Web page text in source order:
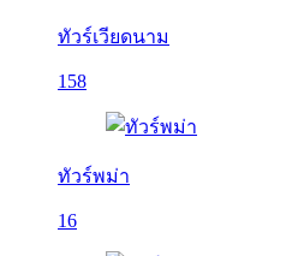
ทัวร์เวียดนาม
158
ทัวร์พม่า
16